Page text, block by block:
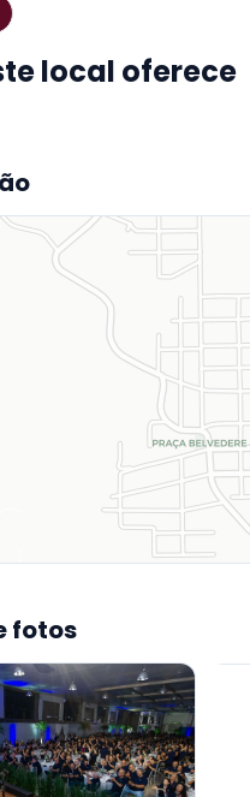
local oferece
fotos